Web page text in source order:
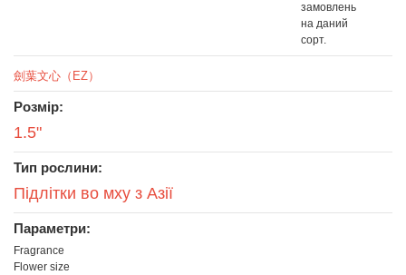
замовлень
на даний
сорт.
劍葉文心（EZ）
Розмір:
1.5"
Тип рослини:
Підлітки во мху з Азії
Параметри:
Fragrance
Flower size